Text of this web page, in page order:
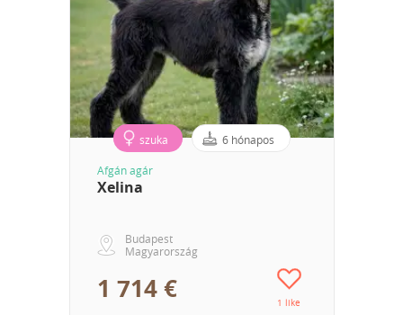
szuka 6 hónapos
Afgán agár
Xelina
Budapest
Magyarország
1 714 € 1 like